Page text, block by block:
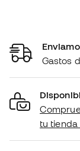
Gastos
tu